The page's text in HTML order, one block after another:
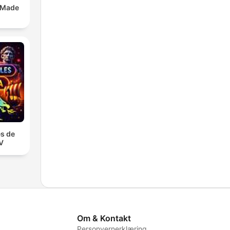
de
Om & Kontakt